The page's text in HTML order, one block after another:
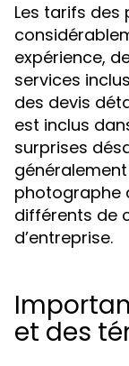
Les tarifs
expérience,
services
des devis
est inclus
surprises
généralement
photographe
différents de
d’entreprise.
et des